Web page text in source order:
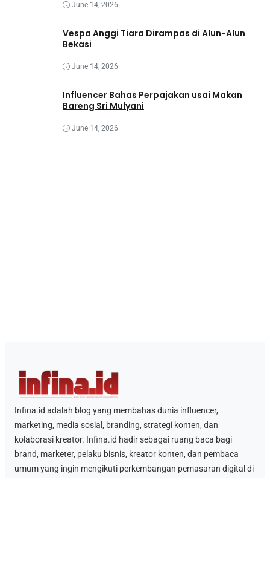
June 14, 2026
Vespa Anggi Tiara Dirampas di Alun-Alun
Bekasi
June 14, 2026
Influencer Bahas Perpajakan usai Makan
Bareng Sri Mulyani
June 14, 2026
Infina.id adalah blog yang membahas dunia influencer,
marketing, media sosial, branding, strategi konten, dan
kolaborasi kreator. Infina.id hadir sebagai ruang baca bagi
brand, marketer, pelaku bisnis, kreator konten, dan pembaca
umum yang ingin mengikuti perkembangan pemasaran digital di